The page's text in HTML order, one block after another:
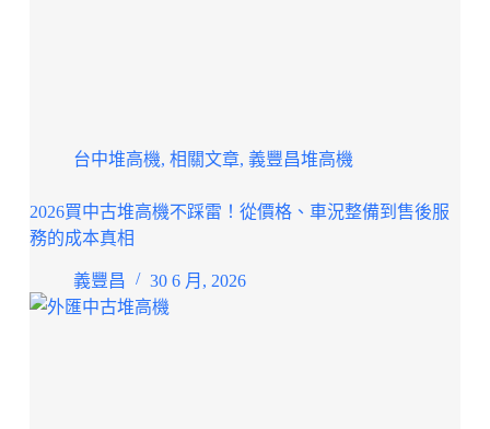
台中堆高機, 相關文章, 義豐昌堆高機
2026買中古堆高機不踩雷！從價格、車況整備到售後服
務的成本真相
義豐昌 30 6 月, 2026